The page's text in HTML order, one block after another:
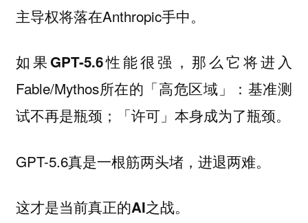
主导权将落在Anthropic手中。
如果GPT-5.6性能很强 ，那么它将进入
Fable/Mythos所在的「高危区域」：基准测
试不再是瓶颈；
「许可」本身成为了瓶颈。
GPT-5.6真是一根筋两头堵，进退两难。
这才是当前真正的AI之战。